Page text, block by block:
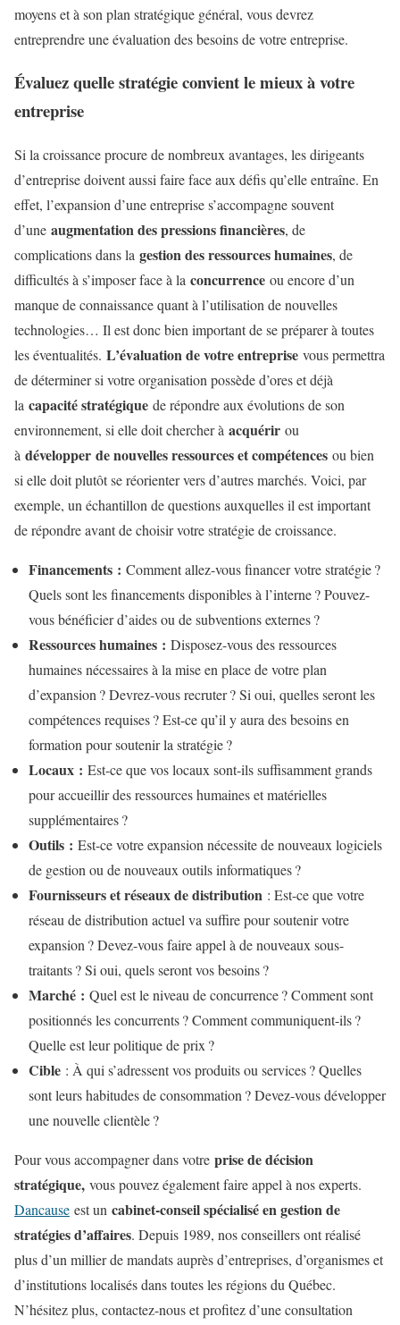
moyens et à son plan stratégique général, vous devrez
entreprendre une évaluation des besoins de votre entreprise.
Évaluez quelle stratégie convient le mieux à votre
entreprise
Si la croissance procure de nombreux avantages, les dirigeants
d’entreprise doivent aussi faire face aux défis qu’elle entraîne. En
effet, l’expansion d’une entreprise s’accompagne souvent
d’une augmentation des pressions financières, de
complications dans la gestion des ressources humaines, de
difficultés à s’imposer face à la concurrence ou encore d’un
manque de connaissance quant à l’utilisation de nouvelles
technologies… Il est donc bien important de se préparer à toutes
les éventualités. L’évaluation de votre entreprise vous permettra
de déterminer si votre organisation possède d’ores et déjà
la capacité stratégique de répondre aux évolutions de son
environnement, si elle doit chercher à acquérir ou
à développer de nouvelles ressources et compétences ou bien
si elle doit plutôt se réorienter vers d’autres marchés. Voici, par
exemple, un échantillon de questions auxquelles il est important
de répondre avant de choisir votre stratégie de croissance.
Financements : Comment allez-vous financer votre stratégie ?
Quels sont les financements disponibles à l’interne ? Pouvez-
vous bénéficier d’aides ou de subventions externes ?
Ressources humaines : Disposez-vous des ressources
humaines nécessaires à la mise en place de votre plan
d’expansion ? Devrez-vous recruter ? Si oui, quelles seront les
compétences requises ? Est-ce qu’il y aura des besoins en
formation pour soutenir la stratégie ?
Locaux : Est-ce que vos locaux sont-ils suffisamment grands
pour accueillir des ressources humaines et matérielles
supplémentaires ?
Outils : Est-ce votre expansion nécessite de nouveaux logiciels
de gestion ou de nouveaux outils informatiques ?
Fournisseurs et réseaux de distribution : Est-ce que votre
réseau de distribution actuel va suffire pour soutenir votre
expansion ? Devez-vous faire appel à de nouveaux sous-
traitants ? Si oui, quels seront vos besoins ?
Marché : Quel est le niveau de concurrence ? Comment sont
positionnés les concurrents ? Comment communiquent-ils ?
Quelle est leur politique de prix ?
Cible : À qui s’adressent vos produits ou services ? Quelles
sont leurs habitudes de consommation ? Devez-vous développer
une nouvelle clientèle ?
Pour vous accompagner dans votre prise de décision
stratégique, vous pouvez également faire appel à nos experts.
Dancause est un cabinet-conseil spécialisé en gestion de
stratégies d’affaires. Depuis 1989, nos conseillers ont réalisé
plus d’un millier de mandats auprès d’entreprises, d’organismes et
d’institutions localisés dans toutes les régions du Québec.
N’hésitez plus, contactez-nous et profitez d’une consultation